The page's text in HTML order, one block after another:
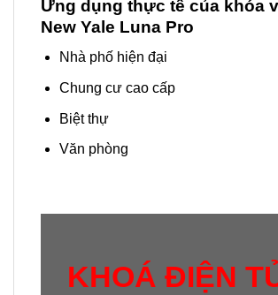
Ứng dụng thực tế của khóa
New Yale Luna Pro
Nhà phố hiện đại
Chung cư cao cấp
Biệt thự
Văn phòng
KHOÁ ĐIỆN